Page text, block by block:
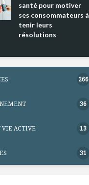
santé pour motiver
ses consommateurs à
tenir leurs
résolutions
266
36
VIE ACTIVE 13
31